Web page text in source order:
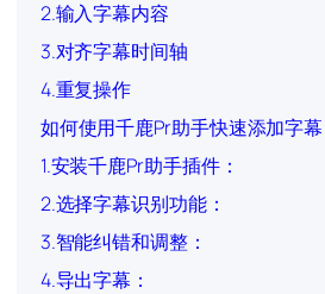
2.输入字幕内容
3.对齐字幕时间轴
4.重复操作
如何使用千鹿Pr助手快速添加字幕
1.安装千鹿Pr助手插件：
2.选择字幕识别功能：
3.智能纠错和调整：
4.导出字幕：